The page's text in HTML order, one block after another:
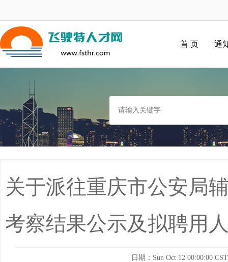
首 页 通
关于派往重庆市公安局
考察结果公示及拟聘用
日期：Sun Oct 12 00:00:00